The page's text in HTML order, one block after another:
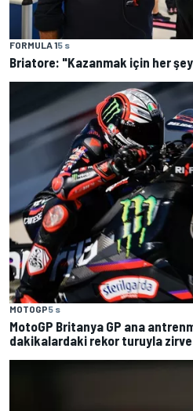
FORMULA 15 s
Briatore: "Kazanmak için her
MOTOGP5 s
MotoGP Britanya GP ana
dakikalardaki rekor turuyla